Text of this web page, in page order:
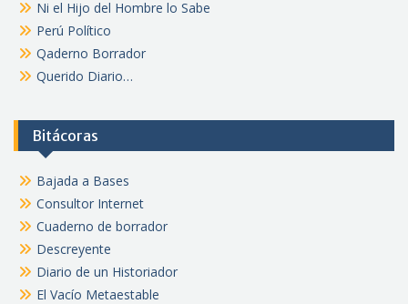
Ni el Hijo del Hombre lo Sabe
Perú Político
Qaderno Borrador
Querido Diario…
Bitácoras
Bajada a Bases
Consultor Internet
Cuaderno de borrador
Descreyente
Diario de un Historiador
El Vacío Metaestable